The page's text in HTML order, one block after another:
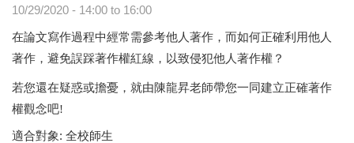
10/29/2020 - 14:00 to 16:00
在論文寫作過程中經常需參考他人著作，而如何正確利用他人
著作，避免誤踩著作權紅線，以致侵犯他人著作權？
若您還在疑惑或擔憂，就由陳龍昇老師帶您一同建立正確著作
權觀念吧!
適合對象: 全校師生